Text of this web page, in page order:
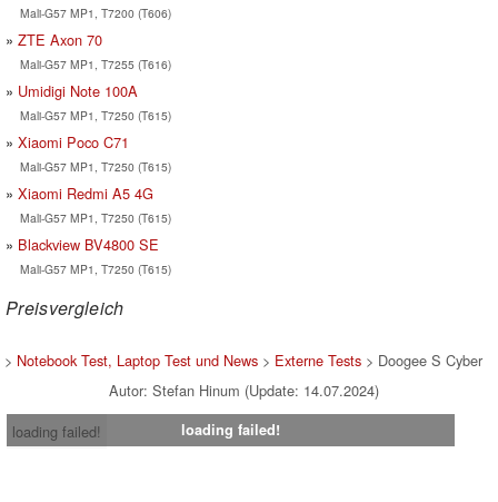
Mali-G57 MP1, T7200 (T606)
ZTE Axon 70
Mali-G57 MP1, T7255 (T616)
Umidigi Note 100A
Mali-G57 MP1, T7250 (T615)
Xiaomi Poco C71
Mali-G57 MP1, T7250 (T615)
Xiaomi Redmi A5 4G
Mali-G57 MP1, T7250 (T615)
Blackview BV4800 SE
Mali-G57 MP1, T7250 (T615)
Preisvergleich
> Notebook Test, Laptop Test und News > Externe Tests > Doogee S Cyber
Autor: Stefan Hinum (Update: 14.07.2024)
loading failed!
loading failed!